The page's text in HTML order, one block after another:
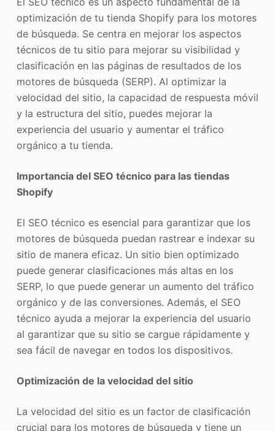
optimización de tu tienda Shopify para los motores
de búsqueda. Se centra en mejorar los aspectos
técnicos de tu sitio para mejorar su visibilidad y
clasificación en las páginas de resultados de los
motores de búsqueda (SERP). Al optimizar la
velocidad del sitio, la capacidad de respuesta móvil
y la estructura del sitio, puedes mejorar la
experiencia del usuario y aumentar el tráfico
orgánico a tu tienda.
Importancia del SEO técnico para las tiendas
Shopify
El SEO técnico es esencial para garantizar que los
motores de búsqueda puedan rastrear e indexar su
sitio de manera eficaz. Un sitio bien optimizado
puede generar clasificaciones más altas en los
SERP, lo que puede generar un aumento del tráfico
orgánico y de las conversiones. Además, el SEO
técnico ayuda a mejorar la experiencia del usuario
al garantizar que su sitio se cargue rápidamente y
sea fácil de navegar en todos los dispositivos.
Optimización de la velocidad del sitio
La velocidad del sitio es un factor de clasificación
crucial para los motores de búsqueda y tiene un